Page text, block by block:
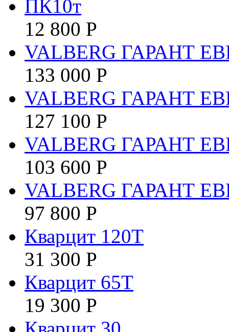
ПК10т
12 800 Р
VALBERG ГАРАНТ
133 000 Р
VALBERG ГАРАНТ
127 100 Р
VALBERG ГАРАНТ
103 600 Р
VALBERG ГАРАНТ
97 800 Р
Кварцит 120Т
31 300 Р
Кварцит 65Т
19 300 Р